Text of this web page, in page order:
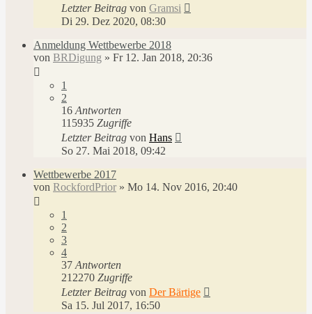
Letzter Beitrag von Gramsi
Di 29. Dez 2020, 08:30
Anmeldung Wettbewerbe 2018
von BRDigung » Fr 12. Jan 2018, 20:36
1
2
16 Antworten
115935 Zugriffe
Letzter Beitrag von Hans
So 27. Mai 2018, 09:42
Wettbewerbe 2017
von RockfordPrior » Mo 14. Nov 2016, 20:40
1
2
3
4
37 Antworten
212270 Zugriffe
Letzter Beitrag von Der Bärtige
Sa 15. Jul 2017, 16:50